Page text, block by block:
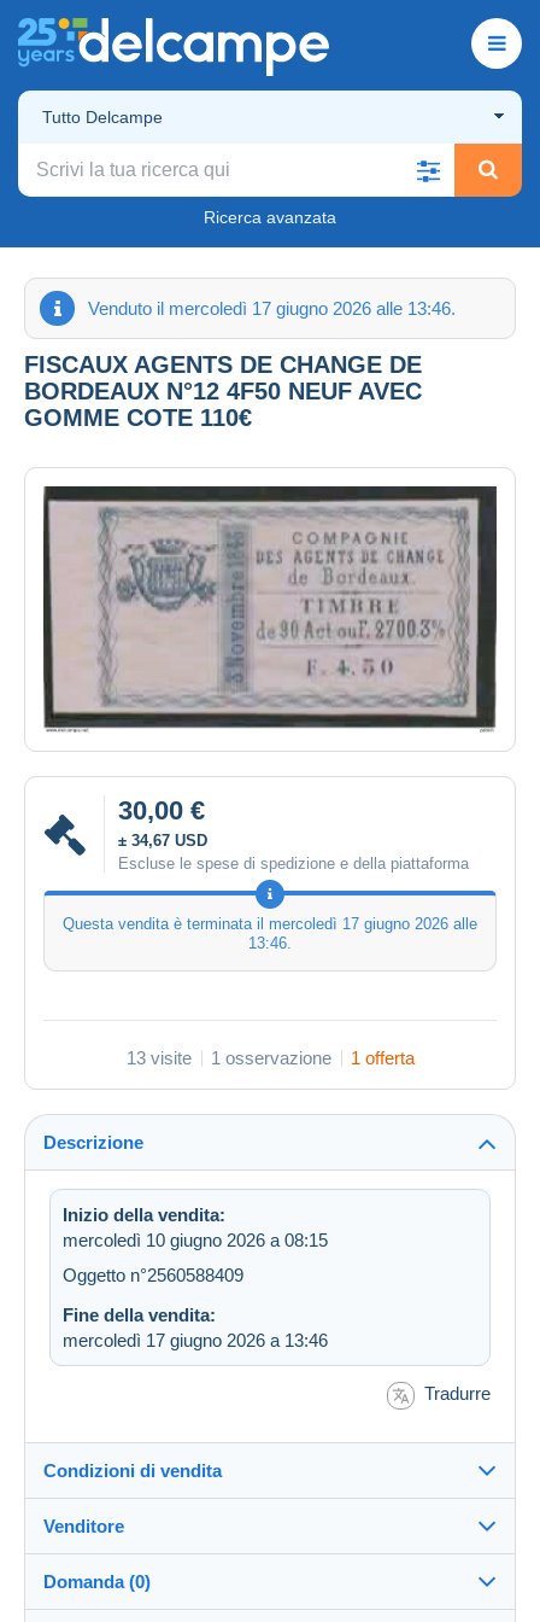
Tutto Delcampe
Ricerca avanzata
Venduto il mercoledì 17 giugno 2026 alle 13:46.
FISCAUX AGENTS DE CHANGE DE
BORDEAUX N°12 4F50 NEUF AVEC
GOMME COTE 110€
30,00 €
± 34,67 USD
Escluse le spese di spedizione e della piattaforma
Questa vendita è terminata il mercoledì 17 giugno 2026 alle
13:46.
13 visite 1 osservazione 1 offerta
Descrizione
Inizio della vendita:
mercoledì 10 giugno 2026 a 08:15
Oggetto n°2560588409
Fine della vendita:
mercoledì 17 giugno 2026 a 13:46
Tradurre
Condizioni di vendita
Destinazione:
Vedi l'elenco dei paesi
Invio:
Venditore
zabich100%(4278x)
Domanda (0)